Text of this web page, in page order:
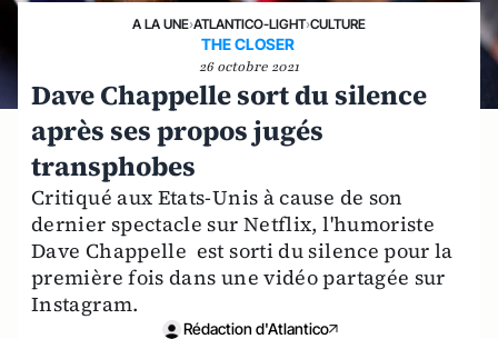
A LA UNE›ATLANTICO-LIGHT›CULTURE
THE CLOSER
26 octobre 2021
Dave Chappelle sort du silence
après ses propos jugés
transphobes
Critiqué aux Etats-Unis à cause de son
dernier spectacle sur Netflix, l'humoriste
Dave Chappelle est sorti du silence pour la
première fois dans une vidéo partagée sur
Instagram.
Rédaction d'Atlantico